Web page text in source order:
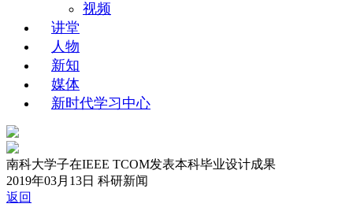
视频
讲堂
人物
新知
媒体
新时代学习中心
南科大学子在IEEE TCOM发表本科毕业设计成果
2019年03月13日 科研新闻
返回